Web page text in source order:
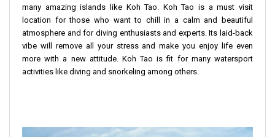
many amazing islands like Koh Tao. Koh Tao is a must visit
location for those who want to chill in a calm and beautiful
atmosphere and for diving enthusiasts and experts. Its laid-back
vibe will remove all your stress and make you enjoy life even
more with a new attitude. Koh Tao is fit for many watersport
activities like diving and snorkeling among others.